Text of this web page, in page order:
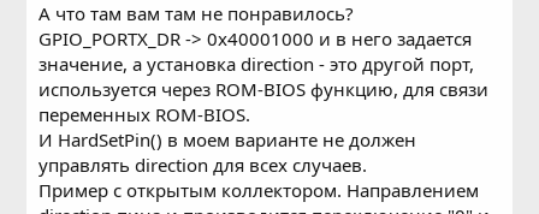
А что там вам там не понравилось?
GPIO_PORTX_DR -> 0x40001000 и в него задается
значение, а установка direction - это другой порт,
используется через ROM-BIOS функцию, для связи
переменных ROM-BIOS.
И HardSetPin() в моем варианте не должен
управлять direction для всех случаев.
Пример с открытым коллектором. Направлением